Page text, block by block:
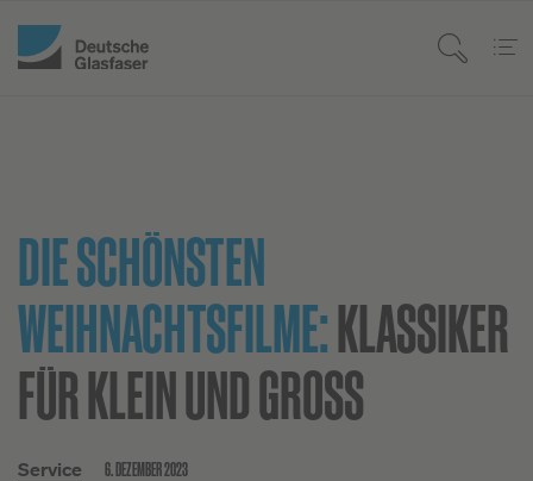
DIE SCHÖNSTEN
WEIHNACHTSFILME:KLASSIKER
FÜR KLEIN UND GROSS
Service 6. DEZEMBER 2023